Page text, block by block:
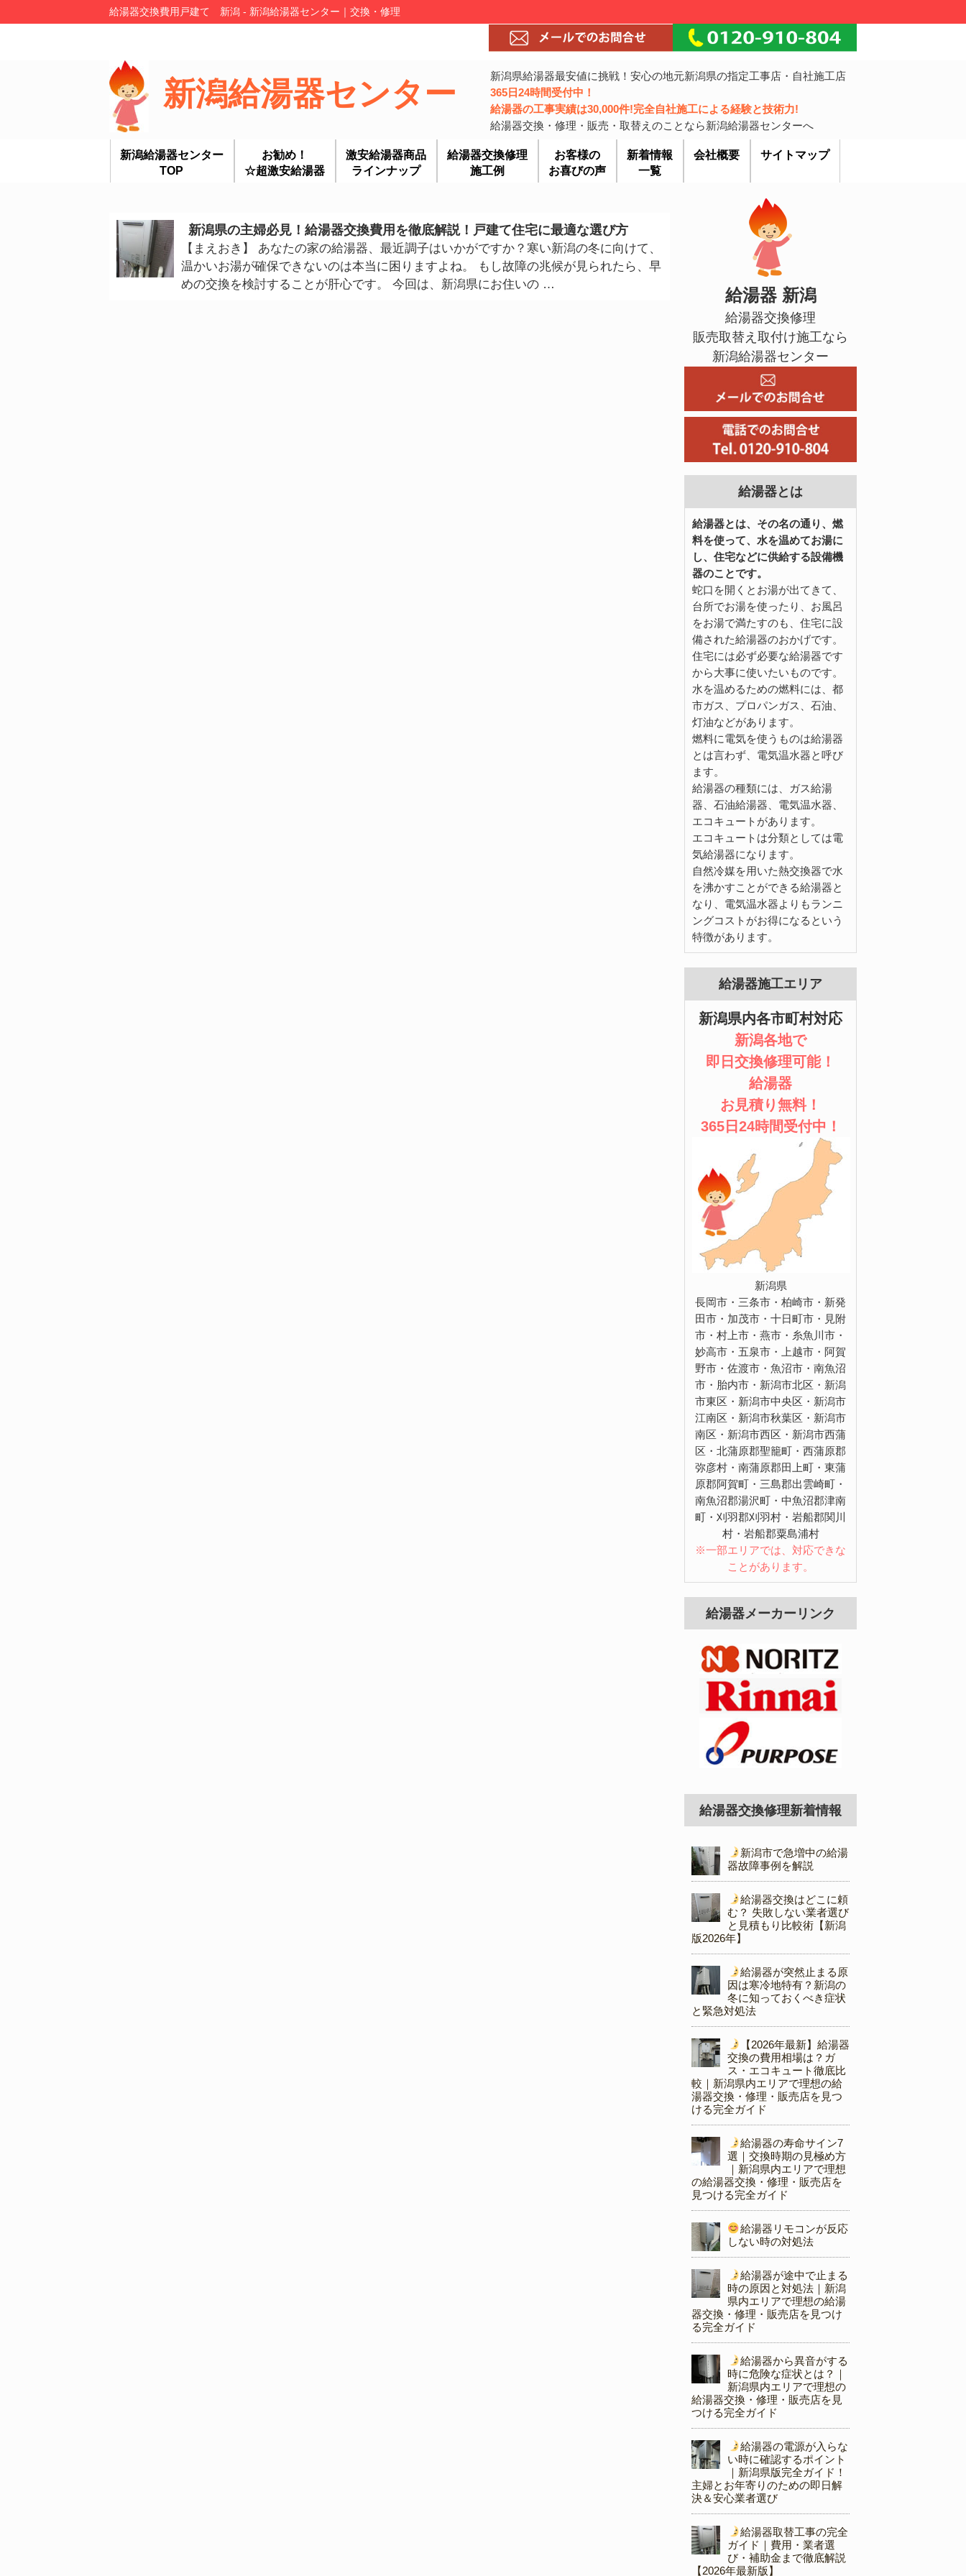
給湯器交換費用戸建て 新潟 - 新潟給湯器センター｜交換・修理
新潟給湯器センター
新潟県給湯器最安値に挑戦！安心の地元新潟県の指定工事店・自社施工店
365日24時間受付中！
給湯器の工事実績は30,000件!完全自社施工による経験と技術力!
給湯器交換・修理・販売・取替えのことなら新潟給湯器センターへ
新潟給湯器センター
TOP
お勧め！
☆超激安給湯器
激安給湯器商品
ラインナップ
給湯器交換修理
施工例
お客様の
お喜びの声
新着情報
一覧
会社概要 サイトマップ
新潟県の主婦必見！給湯器交換費用を徹底解説！戸建て住宅に最適な選び方
【まえおき】 あなたの家の給湯器、最近調子はいかがですか？寒い新潟の冬に向けて、
温かいお湯が確保できないのは本当に困りますよね。 もし故障の兆候が見られたら、早
めの交換を検討することが肝心です。 今回は、新潟県にお住いの …
給湯器 新潟
給湯器交換修理
販売取替え取付け施工なら
新潟給湯器センター
給湯器とは
給湯器とは、その名の通り、燃
料を使って、水を温めてお湯に
し、住宅などに供給する設備機
器のことです。
蛇口を開くとお湯が出てきて、
台所でお湯を使ったり、お風呂
をお湯で満たすのも、住宅に設
備された給湯器のおかげです。
住宅には必ず必要な給湯器です
から大事に使いたいものです。
水を温めるための燃料には、都
市ガス、プロパンガス、石油、
灯油などがあります。
燃料に電気を使うものは給湯器
とは言わず、電気温水器と呼び
ます。
給湯器の種類には、ガス給湯
器、石油給湯器、電気温水器、
エコキュートがあります。
エコキュートは分類としては電
気給湯器になります。
自然冷媒を用いた熱交換器で水
を沸かすことができる給湯器と
なり、電気温水器よりもランニ
ングコストがお得になるという
特徴があります。
給湯器施工エリア
新潟県内各市町村対応
新潟各地で
即日交換修理可能！
給湯器
お見積り無料！
365日24時間受付中！
新潟県
長岡市・三条市・柏崎市・新発
田市・加茂市・十日町市・見附
市・村上市・燕市・糸魚川市・
妙高市・五泉市・上越市・阿賀
野市・佐渡市・魚沼市・南魚沼
市・胎内市・新潟市北区・新潟
市東区・新潟市中央区・新潟市
江南区・新潟市秋葉区・新潟市
南区・新潟市西区・新潟市西蒲
区・北蒲原郡聖籠町・西蒲原郡
弥彦村・南蒲原郡田上町・東蒲
原郡阿賀町・三島郡出雲崎町・
南魚沼郡湯沢町・中魚沼郡津南
町・刈羽郡刈羽村・岩船郡関川
村・岩船郡粟島浦村
※一部エリアでは、対応できな
ことがあります。
給湯器メーカーリンク
給湯器交換修理新着情報
新潟市で急増中の給湯
器故障事例を解説
給湯器交換はどこに頼
む？ 失敗しない業者選び
と見積もり比較術【新潟
版2026年】
給湯器が突然止まる原
因は寒冷地特有？新潟の
冬に知っておくべき症状
と緊急対処法
【2026年最新】給湯器
交換の費用相場は？ガ
ス・エコキュート徹底比
較｜新潟県内エリアで理想の給
湯器交換・修理・販売店を見つ
ける完全ガイド
給湯器の寿命サイン7
選｜交換時期の見極め方
｜新潟県内エリアで理想
の給湯器交換・修理・販売店を
見つける完全ガイド
給湯器リモコンが反応
しない時の対処法
給湯器が途中で止まる
時の原因と対処法｜新潟
県内エリアで理想の給湯
器交換・修理・販売店を見つけ
る完全ガイド
給湯器から異音がする
時に危険な症状とは？｜
新潟県内エリアで理想の
給湯器交換・修理・販売店を見
つける完全ガイド
給湯器の電源が入らな
い時に確認するポイント
｜新潟県版完全ガイド！
主婦とお年寄りのための即日解
決＆安心業者選び
給湯器取替工事の完全
ガイド｜費用・業者選
び・補助金まで徹底解説
【2026年最新版】